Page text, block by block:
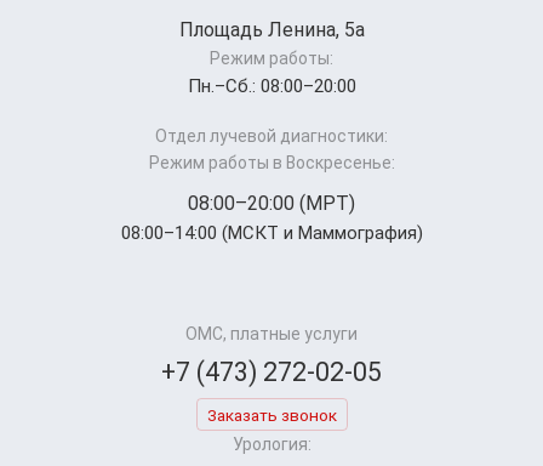
Площадь Ленина, 5а
Режим работы:
Пн.–Cб.: 08:00–20:00
Отдел лучевой диагностики:
Режим работы в Воскресенье:
08:00–20:00 (МРТ)
08:00–14:00 (МСКТ и Маммография)
ОМС, платные услуги
+7 (473) 272-02-05
Заказать звонок
Урология: